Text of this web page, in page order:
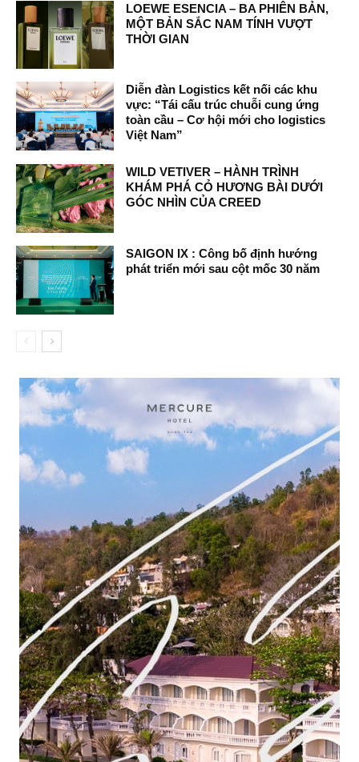
LOEWE ESENCIA – BA PHIÊN BẢN,
MỘT BẢN SẮC NAM TÍNH VƯỢT
THỜI GIAN
Diễn đàn Logistics kết nối các khu
vực: “Tái cấu trúc chuỗi cung ứng
toàn cầu – Cơ hội mới cho logistics
Việt Nam”
WILD VETIVER – HÀNH TRÌNH
KHÁM PHÁ CỎ HƯƠNG BÀI DƯỚI
GÓC NHÌN CỦA CREED
SAIGON IX : Công bố định hướng
phát triển mới sau cột mốc 30 năm